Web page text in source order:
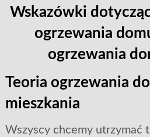
Wskazówki
ogrzewania
ogrzewania
Teoria ogrzewania
mieszkania
Wszyscy chcemy utrzymać